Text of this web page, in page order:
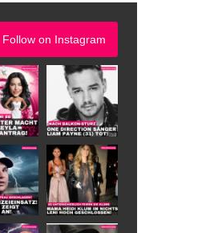
Follow on Instagram